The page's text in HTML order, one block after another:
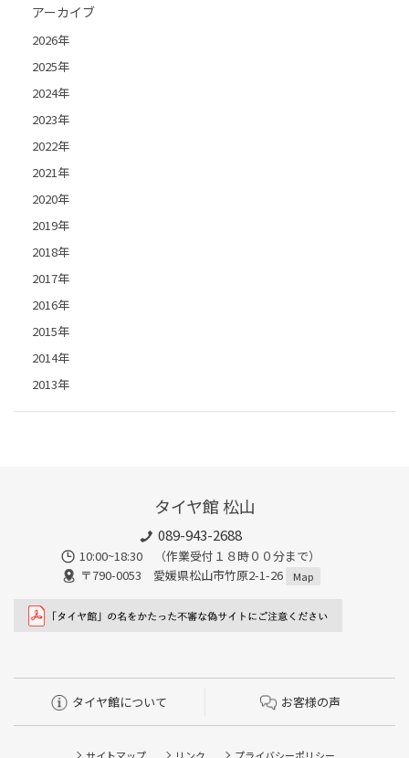
アーカイブ
2026年
2025年
2024年
2023年
2022年
2021年
2020年
2019年
2018年
2017年
2016年
2015年
2014年
2013年
タイヤ館 松山
089-943-2688
10:00~18:30 （作業受付１８時００分まで）
〒790-0053 愛媛県松山市竹原2-1-26
Map
タイヤ館について お客様の声